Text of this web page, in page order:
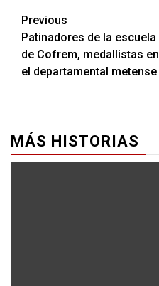
Previous
Patinadores de la escuela
de Cofrem, medallistas en
el departamental metense
MÁS HISTORIAS